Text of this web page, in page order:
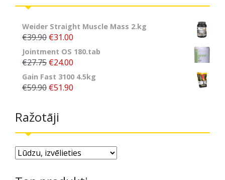
Weider Straight Muscle Mass 2.kg
€39.90 €31.00
Jointment OS 180.tab
€27.75 €24.00
Gain Fast 3100 4.5kg
€59.90 €51.90
Ražotāji